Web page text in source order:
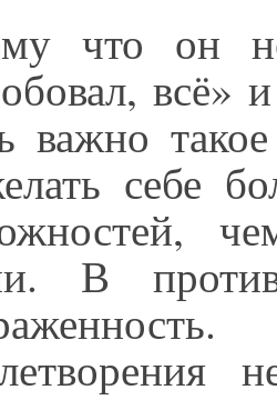
что он
всё»
важно такое
себе
В